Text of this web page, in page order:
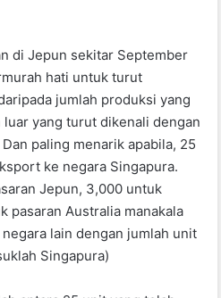
di Jepun sekitar September
hati untuk turut
jumlah produksi yang
yang turut dikenali dengan
paling menarik apabila, 25
ke negara Singapura.
Jepun, 3,000 untuk
pasaran Australia manakala
lain dengan jumlah unit
Singapura)